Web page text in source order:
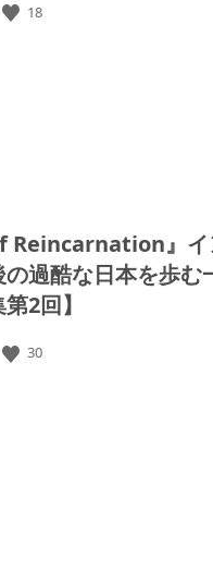
18
Reincarnation』イ
過酷な日本を歩む
2回】
30